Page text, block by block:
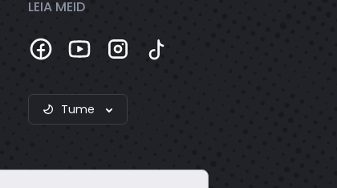
LEIA MEID
Tume